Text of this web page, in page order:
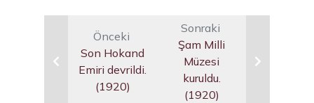
Önceki
Son Hokand
Emiri devrildi.
(1920)
Sonraki
Şam Milli
Müzesi
kuruldu.
(1920)